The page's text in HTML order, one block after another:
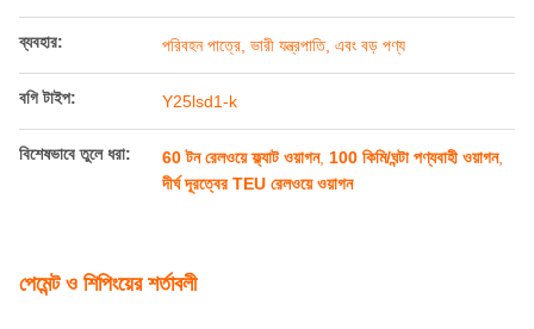
ব্যবহার: পরিবহন পাত্রে, ভারী যন্ত্রপাতি, এবং বড় পণ্য
বগি টাইপ: Y25lsd1-k
বিশেষভাবে তুলে ধরা: 60 টন রেলওয়ে ফ্ল্যাট ওয়াগন, 100 কিমি/ঘন্টা পণ্যবাহী ওয়াগন,
দীর্ঘ দূরত্বের TEU রেলওয়ে ওয়াগন
পেমেন্ট ও শিপিংয়ের শর্তাবলী